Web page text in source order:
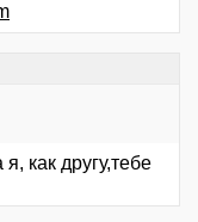
как другу,тебе